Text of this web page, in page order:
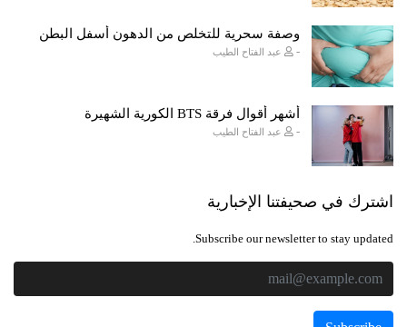
وصفة سحرية للتخلص من الدهون أسفل البطن
- عبد الفتاح الطيب
أشهر أقوال فرقة BTS الكورية الشهيرة
- عبد الفتاح الطيب
اشترك في صحيفتنا الإخبارية
Subscribe our newsletter to stay updated.